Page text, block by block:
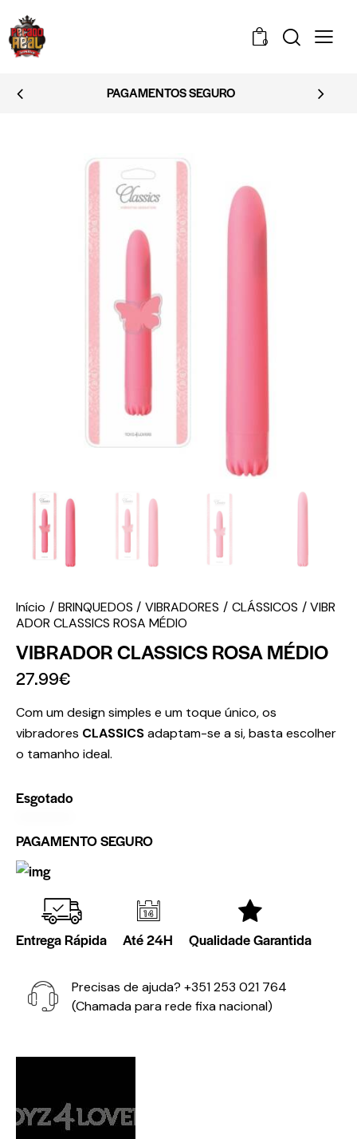
0
PAGAMENTOS SEGURO
Início BRINQUEDOS VIBRADORES CLÁSSICOS
VIBR
ADOR CLASSICS ROSA MÉDIO
VIBRADOR CLASSICS ROSA MÉDIO
27.99€
Com um design simples e um toque único, os
vibradores CLASSICSadaptam-se a si, basta escolher
o tamanho ideal.
Esgotado
PAGAMENTO SEGURO
Entrega Rápida Até 24H Qualidade Garantida
Precisas de ajuda? +351 253 021 764
(Chamada para rede fixa nacional)